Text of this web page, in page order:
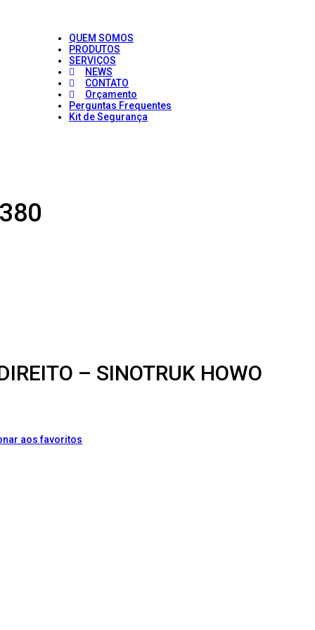
QUEM SOMOS
PRODUTOS
SERVIÇOS
NEWS
CONTATO
Orçamento
Perguntas Frequentes
Kit de Segurança
– SINOTRUK HOWO
aos favoritos